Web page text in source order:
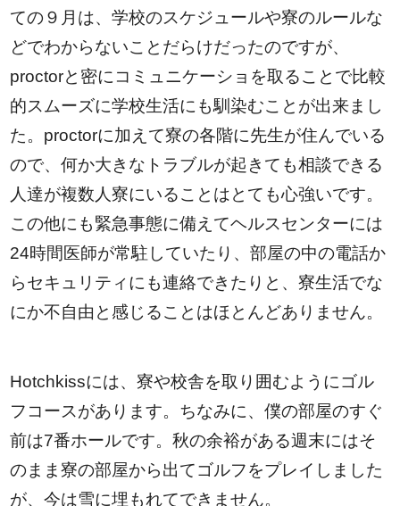
ての９月は、学校のスケジュールや寮のルールな
どでわからないことだらけだったのですが、
proctorと密にコミュニケーショを取ることで比較
的スムーズに学校生活にも馴染むことが出来まし
た。proctorに加えて寮の各階に先生が住んでいる
ので、何か大きなトラブルが起きても相談できる
人達が複数人寮にいることはとても心強いです。
この他にも緊急事態に備えてヘルスセンターには
24時間医師が常駐していたり、部屋の中の電話か
らセキュリティにも連絡できたりと、寮生活でな
にか不自由と感じることはほとんどありません。
Hotchkissには、寮や校舎を取り囲むようにゴル
フコースがあります。ちなみに、僕の部屋のすぐ
前は7番ホールです。秋の余裕がある週末にはそ
のまま寮の部屋から出てゴルフをプレイしました
が、今は雪に埋もれてできません。